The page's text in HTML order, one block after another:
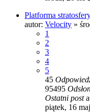
Platforma
autor: Velocity »
1
2
3
4
5
45
95495
Ostatni post
piątek, 16